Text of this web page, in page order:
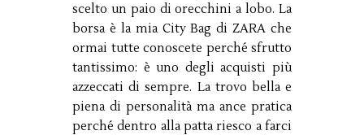
scelto un paio di orecchini a lobo. La
borsa è la mia City Bag di ZARA che
ormai tutte conoscete perché sfrutto
tantissimo: è uno degli acquisti più
azzeccati di sempre. La trovo bella e
piena di personalità ma ance pratica
perché dentro alla patta riesco a farci